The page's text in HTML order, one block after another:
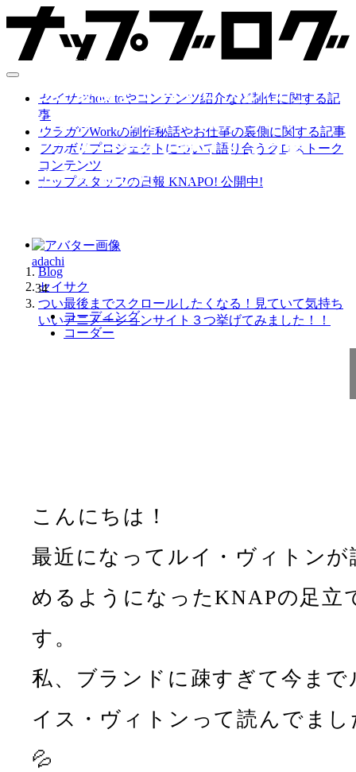
セイサクhow toやコンテンツ紹介など制作に関する記
事
ウラガワWorkの制作秘話やお仕事の裏側に関する記事
フカボリプロジェクトについて語り合うクロストーク
コンテンツ
ナップスタッフの日報 KNAPO! 公開中!
Blog
セイサク
つい最後までスクロールしたくなる！見ていて気持ち
いいアニメーションサイト３つ挙げてみました！！
2022.05.31
つい最後までスクロールした
くなる！見ていて気持ちいい
アニメーションサイト３つ挙
げてみました！！
adachi
34
コーディング
コーダー
こんにちは！
最近になってルイ・ヴィトンが
めるようになったKNAPの足立
す。
私、ブランドに疎すぎて今まで
イス・ヴィトンって読んでまし
💦